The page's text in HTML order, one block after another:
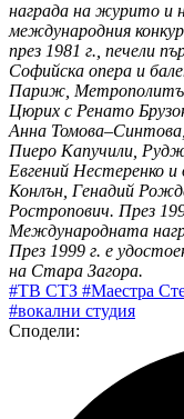
награда на журито и
международния
през 1981 г., печели
Софийска опера и
Париж,
Цюрих с Ренато
Анна
Пиеро Капучили,
Евгений Нестеренко
Конлън, Генадий
Ростропович. През
Международната
През 1999 г. е
на Стара Загора.
#ТВ СТЗ #Маестра
#вокални студия
Сподели: